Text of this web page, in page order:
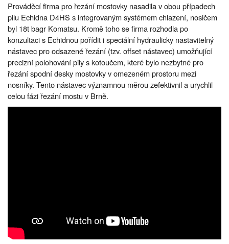
Prováděcí firma pro řezání mostovky nasadila v obou případech
pilu Echidna D4HS s integrovaným systémem chlazení, nosičem
byl 18t bagr Komatsu. Kromě toho se firma rozhodla po
konzultaci s Echidnou pořídit i speciální hydraulicky nastavitelný
nástavec pro odsazené řezání (tzv. offset nástavec) umožňující
precizní polohování pily s kotoučem, které bylo nezbytné pro
řezání spodní desky mostovky v omezeném prostoru mezi
nosníky. Tento nástavec významnou měrou zefektivnil a urychlil
celou fázi řezání mostu v Brně.